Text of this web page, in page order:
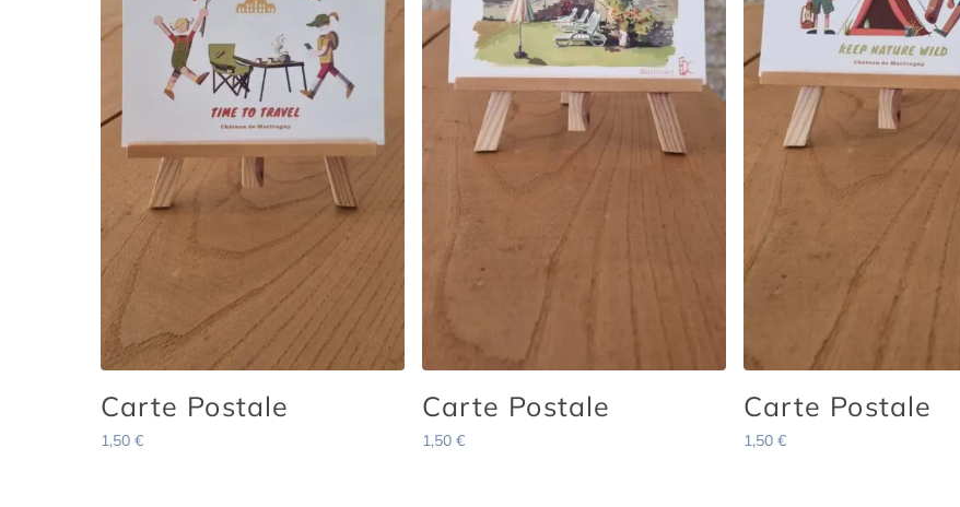
Carte Postale
1,50 €
Carte Postale
1,50 €
Carte Postale
1,50 €